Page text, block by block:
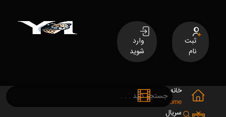
ثبت
نام
وارد
شوید
خانه
Home
سریال